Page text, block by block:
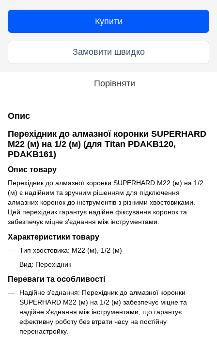
Купити
Замовити швидко
Порівняти
Опис
Перехідник до алмазної коронки SUPERHARD
М22 (м) на 1/2 (м) (для Titan PDAKB120,
PDAKB161)
Опис товару
Перехідник до алмазної коронки SUPERHARD М22 (м) на 1/2
(м) є надійним та зручним рішенням для підключення
алмазних коронок до інструментів з різними хвостовиками.
Цей перехідник гарантує надійне фіксування коронок та
забезпечує міцне з'єднання між інструментами.
Характеристики товару
Тип хвостовика: М22 (м), 1/2 (м)
Вид: Перехідник
Переваги та особливості
Надійне з'єднання: Перехідник до алмазної коронки
SUPERHARD М22 (м) на 1/2 (м) забезпечує міцне та
надійне з'єднання між інструментами, що гарантує
ефективну роботу без втрати часу на постійну
перенастройку.